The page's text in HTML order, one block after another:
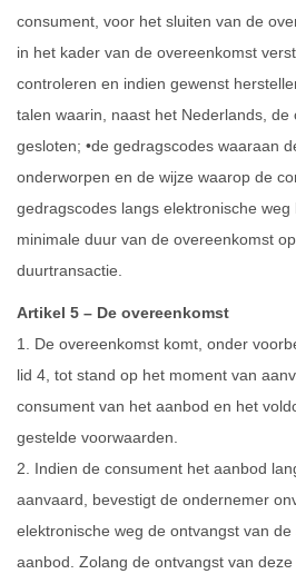
consument, voor het sluiten van de
in het kader van de overeenkomst
controleren en indien gewenst
talen waarin, naast het Nederlands,
gesloten; •de gedragscodes waaraan
onderworpen en de wijze waarop de
gedragscodes langs elektronische weg
minimale duur van de overeenkomst
duurtransactie.
Artikel 5 – De overeenkomst
1. De overeenkomst komt, onder
lid 4, tot stand op het moment van
consument van het aanbod en het
gestelde voorwaarden.
2. Indien de consument het aanbod
aanvaard, bevestigt de ondernemer
elektronische weg de ontvangst van
aanbod. Zolang de ontvangst van